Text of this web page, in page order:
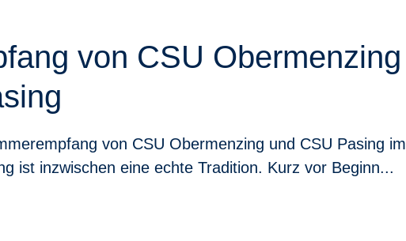
von CSU Obermenzing
von CSU Obermenzing und CSU Pasing im
ist inzwischen eine echte Tradition. Kurz vor Beginn...